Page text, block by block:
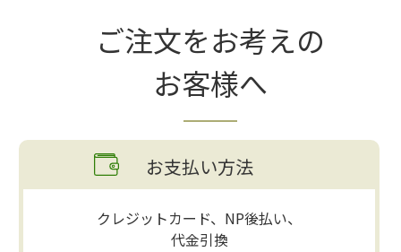
ご注文をお考えの
お客様へ
お支払い方法
クレジットカード、NP後払い、
代金引換